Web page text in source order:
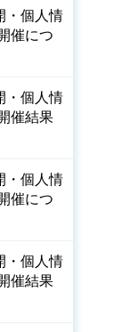
・個人情
催につ
・個人情
催結果
・個人情
催につ
・個人情
催結果